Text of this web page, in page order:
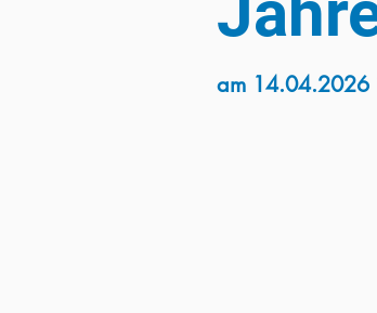
am 14.04.2026